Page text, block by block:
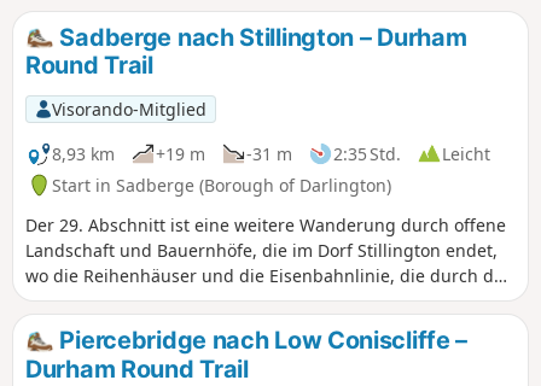
Sadberge nach Stillington – Durham
Round Trail
Visorando-Mitglied
8,93 km
+19 m -31 m 2:35 Std.
Leicht
Start in Sadberge (Borough of Darlington)
Der 29. Abschnitt ist eine weitere Wanderung durch offene
Landschaft und Bauernhöfe, die im Dorf Stillington endet,
wo die Reihenhäuser und die Eisenbahnlinie, die durch das
Zentrum des Dorfes verläuft, Zeugnisse der industriellen
Vergangenheit sind.
Piercebridge nach Low Coniscliffe –
Durham Round Trail